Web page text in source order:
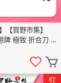
【賀野市集】
牌 極致 折合刀 輕
露營 外出可用
魚肉皆可切
62